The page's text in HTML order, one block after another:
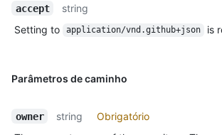
accept
string
Setting to
application/vnd.github+json is
Parâmetros de caminho
owner string
Obrigatório